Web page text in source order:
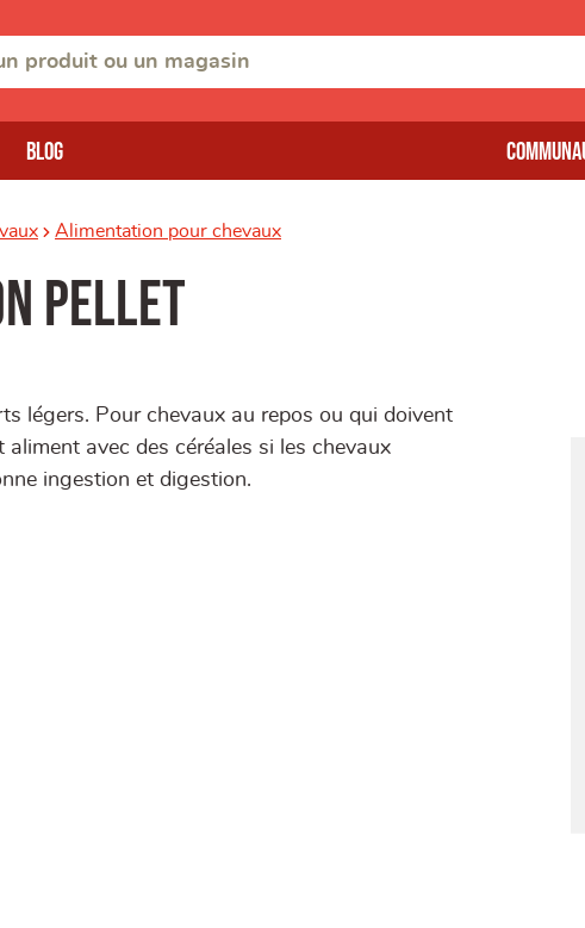
Blog
Alimentation pour chevaux
pellet
légers. Pour chevaux au repos ou qui doivent
avec des céréales si les chevaux
ingestion et digestion.